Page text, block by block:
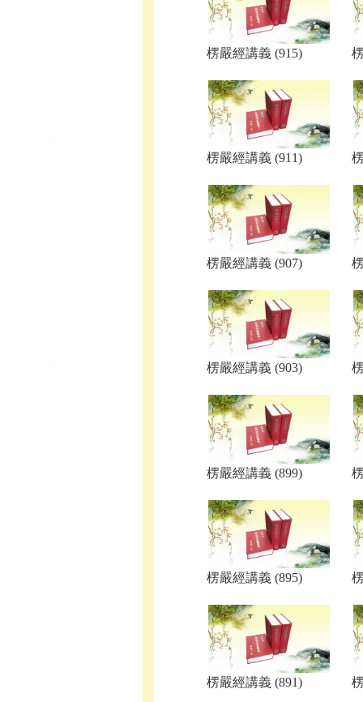
楞嚴經講義 (915)
楞嚴經講義 (911)
楞嚴經講義 (907)
楞嚴經講義 (903)
楞嚴經講義 (899)
楞嚴經講義 (895)
楞嚴經講義 (891)